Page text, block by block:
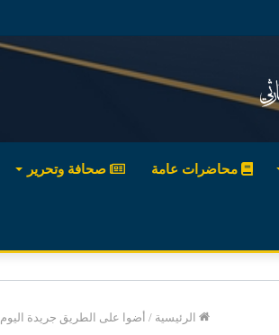
محاضرات عامة صحافة وتحرير
الرئيسية / أضوا على الطريق جريدة اليوم